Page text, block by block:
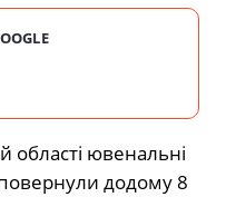
області ювенальні
додому 8